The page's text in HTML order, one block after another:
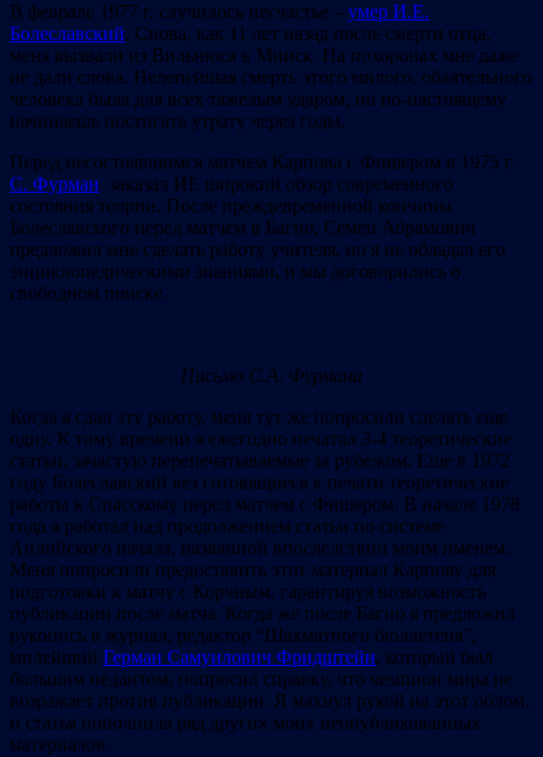
В феврале 1977 г. случилось несчастье – умер И.Е.
Болеславский. Снова, как 11 лет назад после смерти отца,
меня вызвали из Вильнюса в Минск. На похоронах мне даже
не дали слова. Нелепейшая смерть этого милого, обаятельного
человека была для всех тяжелым ударом, но по-настоящему
начинаешь постигать утрату через годы.
Перед несостоявшимся матчем Карпова с Фишером в 1975 г.
С. Фурман заказал ИЕ широкий обзор современного
состояния теории. После преждевременной кончины
Болеславского перед матчем в Багио, Семен Абрамович
предложил мне сделать работу учителя, но я не обладал его
энциклопедическими знаниями, и мы договорились о
свободном поиске.
Письмо С.А. Фурмана
Когда я сдал эту работу, меня тут же попросили сделать еще
одну. К тому времени я ежегодно печатал 3-4 теоретические
статьи, зачастую перепечатываемые за рубежом. Еще в 1972
году Болеславский вез готовящиеся к печати теоретические
работы к Спасскому перед матчем с Фишером. В начале 1978
года я работал над продолжением статьи по системе
Анлийского начала, названной впоследствии моим именем.
Меня попросили предоставить этот материал Карпову для
подготовки к матчу с Корчным, гарантируя возможность
публикации после матча. Когда же после Багио я предложил
рукопись в журнал, редактор “Шахматного бюллетеня”,
милейший Герман Самуилович Фридштейн, который был
большим педантом, попросил справку, что чемпион мира не
возражает против публикации. Я махнул рукой на этот облом,
и статья пополнила ряд других моих неопубликованных
материалов.